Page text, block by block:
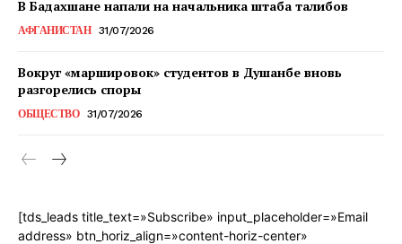
В Бадахшане напали на начальника штаба талибов
АФГАНИСТАН 31/07/2026
Вокруг «маршировок» студентов в Душанбе вновь
разгорелись споры
ОБЩЕСТВО 31/07/2026
[tds_leads title_text=»Subscribe» input_placeholder=»Email
address» btn_horiz_align=»content-horiz-center»